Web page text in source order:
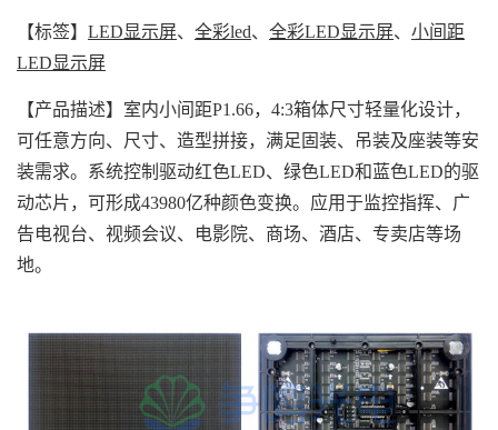
【标签】 LED显示屏、 全彩led、 全彩LED显示屏、 小间距
LED显示屏
【产品描述】室内小间距P1.66，4:3箱体尺寸轻量化设计，
可任意方向、尺寸、造型拼接，满足固装、吊装及座装等安
装需求。系统控制驱动红色LED、绿色LED和蓝色LED的驱
动芯片，可形成43980亿种颜色变换。应用于监控指挥、广
告电视台、视频会议、电影院、商场、酒店、专卖店等场
地。